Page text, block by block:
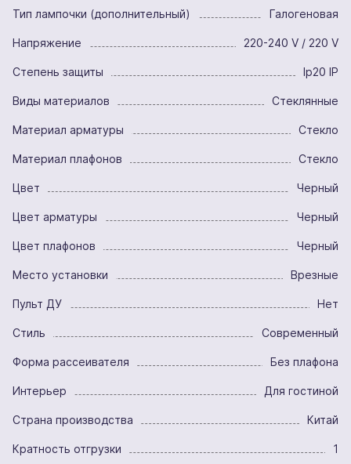
Тип лампочки (дополнительный) Галогеновая
Напряжение 220-240 V / 220 V
Степень защиты Ip20 IP
Виды материалов Стеклянные
Материал арматуры Стекло
Материал плафонов Стекло
Цвет Черный
Цвет арматуры Черный
Цвет плафонов Черный
Место установки Врезные
Пульт ДУ Нет
Стиль Современный
Форма рассеивателя Без плафона
Интерьер Для гостиной
Страна производства Китай
Кратность отгрузки 1